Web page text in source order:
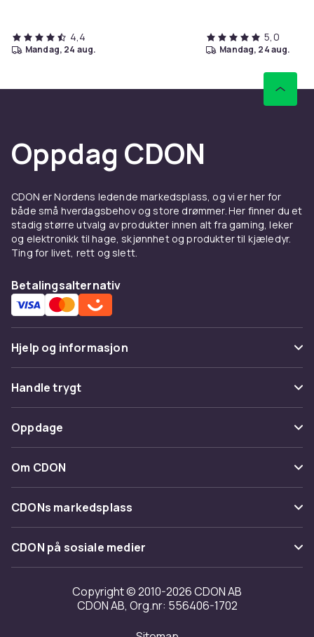
4,4
mandag, 24 aug.
5,0
mandag, 24 aug.
Oppdag CDON
CDON er Nordens ledende markedsplass, og vi er her for
både små hverdagsbehov og store drømmer. Her finner du et
stadig større utvalg av produkter innen alt fra gaming, leker
og elektronikk til hage, skjønnhet og produkter til kjæledyr.
Ting for livet, rett og slett.
Betalingsalternativ
Hjelp og informasjon
Vanlige spørsmål
Spor pakke
Angre & returner her
Kontakt oss
Handle trygt
Betaling
Levering
Tilbakekallinger
Oppdage
Kategorier
Varemerker
Om CDON
Om oss
Kundeanmeldelser
Jobbe på CDON
Investor relations
Tilgjengelighet
CDONs markedsplass
Merchant Help Center
CDON på sosiale medier
Copyright © 2010-2026 CDON AB
CDON AB, Org.nr: 556406-1702